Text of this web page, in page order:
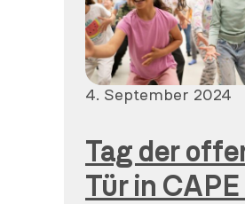
Veröffentlicht
4. September 2024
Tag der
Tür in CAPE